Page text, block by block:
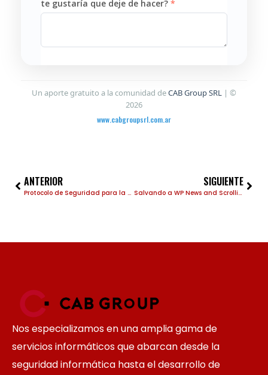
Un aporte gratuito a la comunidad deCAB Group SRL | ©
2026
www.cabgroupsrl.com.ar
ANTERIOR
Protocolo de Seguridad para la Gestión de Redes Sociales Corporativas
SIGUIENTE
Salvando a WP News and Scrolling Widgets
Nos especializamos en una amplia gama de
servicios informáticos que abarcan desde la
seguridad informática hasta el desarrollo de